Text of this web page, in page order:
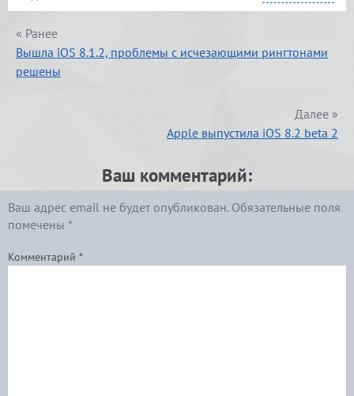
« Ранее
Вышла iOS 8.1.2, проблемы с исчезающими рингтонами
решены
Далее »
Apple выпустила iOS 8.2 beta 2
Ваш комментарий:
Ваш адрес email не будет опубликован. Обязательные поля
помечены *
Комментарий *